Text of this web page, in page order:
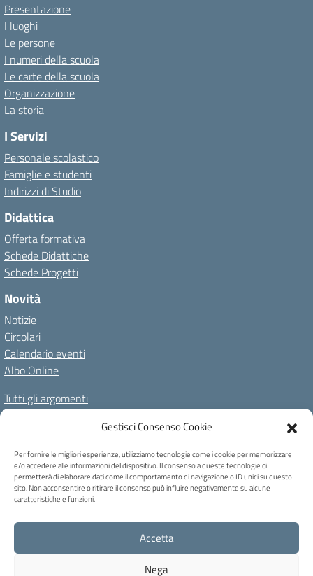
Gestisci Consenso Cookie
Per fornire le migliori esperienze, utilizziamo tecnologie come i cookie per memorizzare
e/o accedere alle informazioni del dispositivo. Il consenso a queste tecnologie ci
permetterà di elaborare dati come il comportamento di navigazione o ID unici su questo
sito. Non acconsentire o ritirare il consenso può influire negativamente su alcune
caratteristiche e funzioni.
Accetta
Nega
Presentazione
I luoghi
Le persone
I numeri della scuola
Le carte della scuola
Organizzazione
La storia
I Servizi
Personale scolastico
Famiglie e studenti
Indirizzi di Studio
Didattica
Offerta formativa
Schede Didattiche
Schede Progetti
Novità
Notizie
Circolari
Calendario eventi
Albo Online
Tutti gli argomenti
Il nostro territorio
Amministrazione TrasparenteAlbo OnlinePrivacy Policy
Dichiarazione di accessibilitàNote legaliCookie Policy
C.F. 80004740256 - Codice univoco ufficio: UFB6QF - Via Carducci, 6 -
Caprile di Alleghe (BL) - Tel 0437 721159 - blic82700b@pec.istruzione.it -
blic82700b@istruzione.it